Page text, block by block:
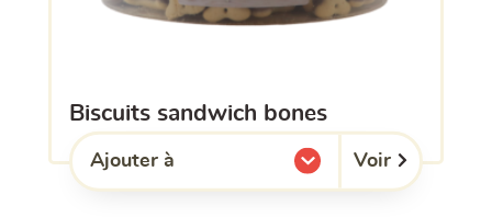
biscuits sandwich bones
Ajouter à
l'une de mes listes. Voir